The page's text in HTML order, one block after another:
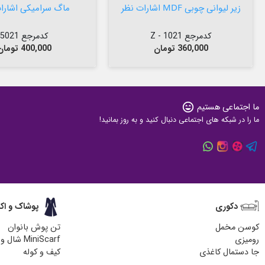
زیر لیوانی چوبی MDF اشارات نظر
کدمرجع 1021 - Z
قیمت
360,000 تومان
ماگ سرامیکی
کدمرجع 5021
قیمت
400,000 تومان
ما اجتماعی هستیم sentiment_very_satisfied
ما را در شبکه های اجتماعی دنبال کنید و به روز بمانید!
دکوری
کوسن مخمل
رومیزی
جا دستمال کاغذی
پوشاک و
تن پوش بانوان
MiniScarf شال و روسری
کیف و کوله